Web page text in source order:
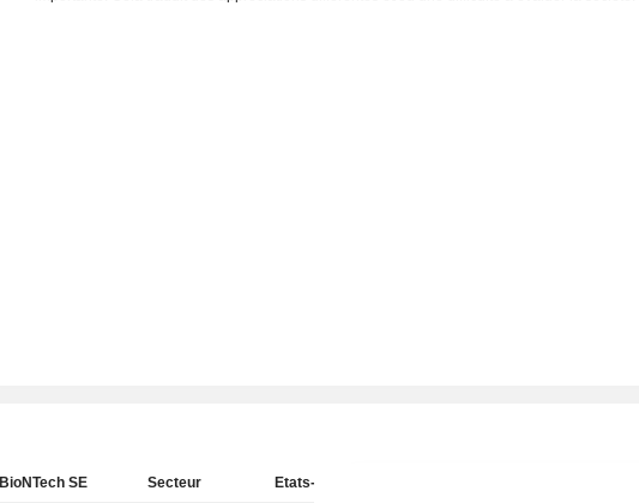
BioNTech SE Secteur Etats-Unis